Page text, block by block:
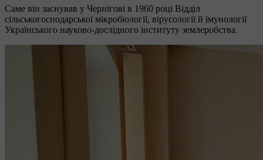
Саме він заснував у Чернігові в 1960 році Відділ
сільськогосподарської мікробіології, вірусології й імунології
Українського науково-дослідного інституту землеробства.